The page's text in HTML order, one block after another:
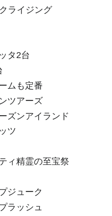
ライジング
タ2台
ムも定番
ツアーズ
ズンアイランド
ツ
ィ精霊の至宝祭
ジューク
ラッシュ